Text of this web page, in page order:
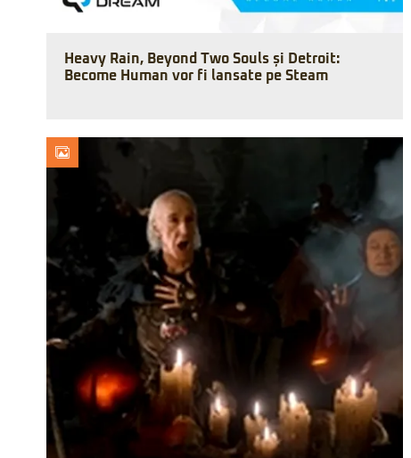
Heavy Rain, Beyond Two Souls și Detroit:
Become Human vor fi lansate pe Steam